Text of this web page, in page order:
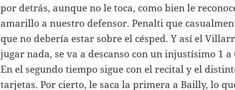
por detrás, aunque no le toca, como bien le
amarillo a nuestro defensor. Penalti que
que no debería estar sobre el césped. Y así el
jugar nada, se va a descanso con un injustísimo 1 a
En el segundo tiempo sigue con el recital y el
tarjetas. Por cierto, le saca la primera a Bailly, lo